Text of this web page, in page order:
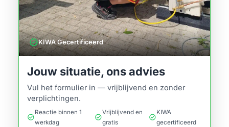
verifiedKIWA Gecertificeerd
Jouw situatie, ons advies
Vul het formulier in — vrijblijvend en zonder
verplichtingen.
check_circle
Reactie binnen 1
werkdag
check_circle
Vrijblijvend en
gratis
check_circle
KIWA
gecertificeerd